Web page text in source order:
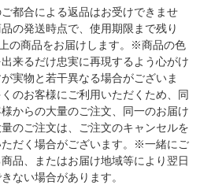
都合による返品はお受けできませ
の発送時点で、使用期限まで残り
の商品をお届けします。※商品の色
来るだけ忠実に再現するよう心がけ
実物と若干異なる場合がございま
のお客様にご利用いただくため、同
からの大量のご注文、同一のお届け
のご注文は、ご注文のキャンセルを
ただく場合がございます。※一緒にご
品、またはお届け地域等により翌日
ない場合があります。